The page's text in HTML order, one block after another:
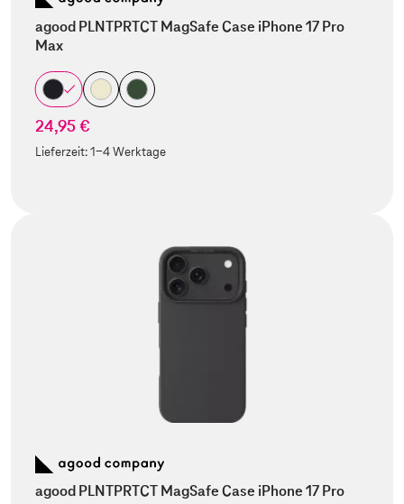
agood PLNTPRTCT MagSafe Case iPhone 17 Pro
Max
24,95 €
Lieferzeit:1-4 Werktage
agood PLNTPRTCT MagSafe Case iPhone 17 Pro